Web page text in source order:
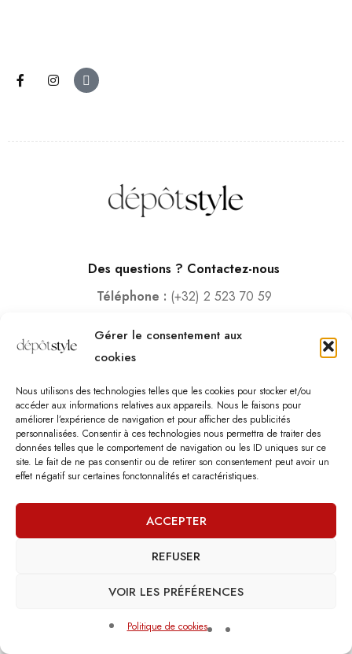
Gérer le consentement aux
cookies
Nous utilisons des technologies telles que les cookies pour stocker et/ou
accéder aux informations relatives aux appareils. Nous le faisons pour
améliorer l’expérience de navigation et pour afficher des publicités
personnalisées. Consentir à ces technologies nous permettra de traiter des
données telles que le comportement de navigation ou les ID uniques sur ce
site. Le fait de ne pas consentir ou de retirer son consentement peut avoir un
effet négatif sur certaines fonctonnalités et caractéristiques.
ACCEPTER
REFUSER
VOIR LES PRÉFÉRENCES
Politique de cookies
Des questions ? Contactez-nous
Téléphone : (+32) 2 523 70 59
Adresse : Rue des Deux Gares 6, 1070 Bruxelles
Lundi – Samedi :10:00 – 18:30
Vendredi :10:00-13:00 – 15:00 -18:30
Dimanche :12:00-18:00
Nous sommes fermés les jours fériés.
– Tous droits réservés.